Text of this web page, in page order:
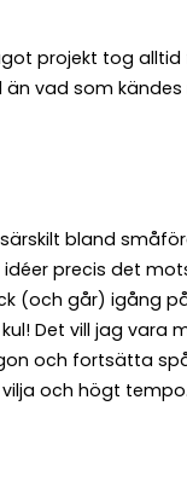
projekt tog alltid
vad som kändes
bland
precis det
(och går) igång
Det vill jag vara
och fortsätta
och högt tempo.